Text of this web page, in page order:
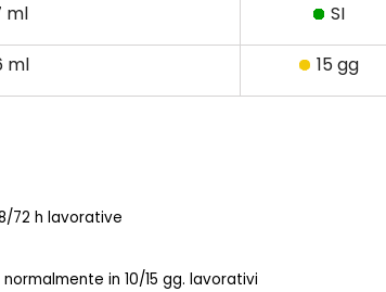
ml SI
ml 15 gg
72 h lavorative
in 10/15 gg. lavorativi